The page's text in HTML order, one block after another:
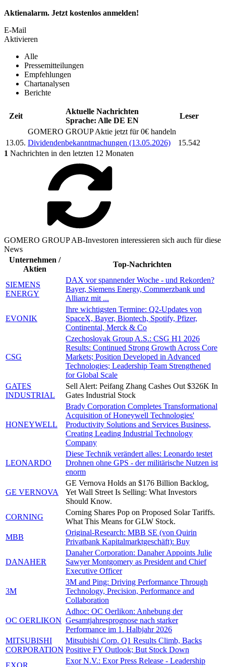
Aktienalarm. Jetzt kostenlos anmelden!
E-Mail
Aktivieren
Alle
Pressemitteilungen
Empfehlungen
Chartanalysen
Berichte
Zeit
Aktuelle Nachrichten
Sprache: Alle DE EN
Leser
GOMERO GROUPAktie jetzt für 0€ handeln
13.05. Dividendenbekanntmachungen (13.05.2026)
15.542
1 Nachrichten in den letzten 12 Monaten
GOMERO GROUP AB-Investoren interessieren sich auch für diese
News
Unternehmen /
Aktien
Top-Nachrichten
SIEMENS
ENERGY
DAX vor spannender Woche - und Rekorden?
Bayer, Siemens Energy, Commerzbank und
Allianz mit ...
EVONIK
Ihre wichtigsten Termine: Q2-Updates von
SpaceX, Bayer, Biontech, Spotify, Pfizer,
Continental, Merck & Co
CSG
Czechoslovak Group A.S.: CSG H1 2026
Results: Continued Strong Growth Across Core
Markets; Position Developed in Advanced
Technologies; Leadership Team Strengthened
for Global Scale
GATES
INDUSTRIAL
Sell Alert: Peifang Zhang Cashes Out $326K In
Gates Industrial Stock
HONEYWELL
Brady Corporation Completes Transformational
Acquisition of Honeywell Technologies'
Productivity Solutions and Services Business,
Creating Leading Industrial Technology
Company
LEONARDO
Diese Technik verändert alles: Leonardo testet
Drohnen ohne GPS - der militärische Nutzen ist
enorm
GE VERNOVA
GE Vernova Holds an $176 Billion Backlog,
Yet Wall Street Is Selling: What Investors
Should Know.
CORNING
Corning Shares Pop on Proposed Solar Tariffs.
What This Means for GLW Stock.
MBB
Original-Research: MBB SE (von Quirin
Privatbank Kapitalmarktgeschäft): Buy
DANAHER
Danaher Corporation: Danaher Appoints Julie
Sawyer Montgomery as President and Chief
Executive Officer
3M
3M and Ping: Driving Performance Through
Technology, Precision, Performance and
Collaboration
OC OERLIKON
Adhoc: OC Oerlikon: Anhebung der
Gesamtjahresprognose nach starker
Performance im 1. Halbjahr 2026
MITSUBISHI
CORPORATION
Mitsubishi Corp. Q1 Results Climb, Backs
Positive FY Outlook; But Stock Down
EXOR
Exor N.V.: Exor Press Release - Leadership